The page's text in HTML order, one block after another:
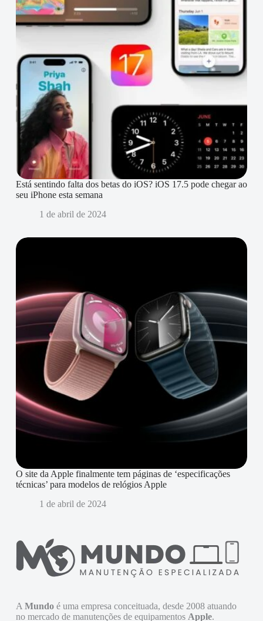
Está sentindo falta dos betas do iOS? iOS 17.5 pode chegar ao
seu iPhone esta semana
1 de abril de 2024
O site da Apple finalmente tem páginas de ‘especificações
técnicas’ para modelos de relógios Apple
1 de abril de 2024
A Mundoé uma empresa conceituada, desde 2008 atuando
no mercado de manutenções de equipamentos Apple.